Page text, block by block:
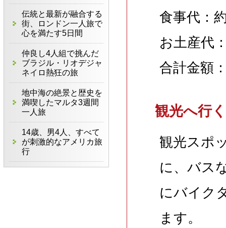
食事代：
お土産代
合計金額
観光へ行
観光スポ
に、バス
にバイク
ます。
伝統と最新が融合する
街、ロンドン一人旅で
心を満たす5日間
仲良し4人組で挑んだ
ブラジル・リオデジャ
ネイロ熱狂の旅
地中海の絶景と歴史を
満喫したマルタ3週間
一人旅
14歳、男4人、すべて
が刺激的なアメリカ旅
行